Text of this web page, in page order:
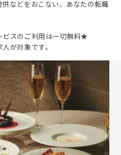
などをおこない、あなたの転職
スのご利用は一切無料★
が対象です。